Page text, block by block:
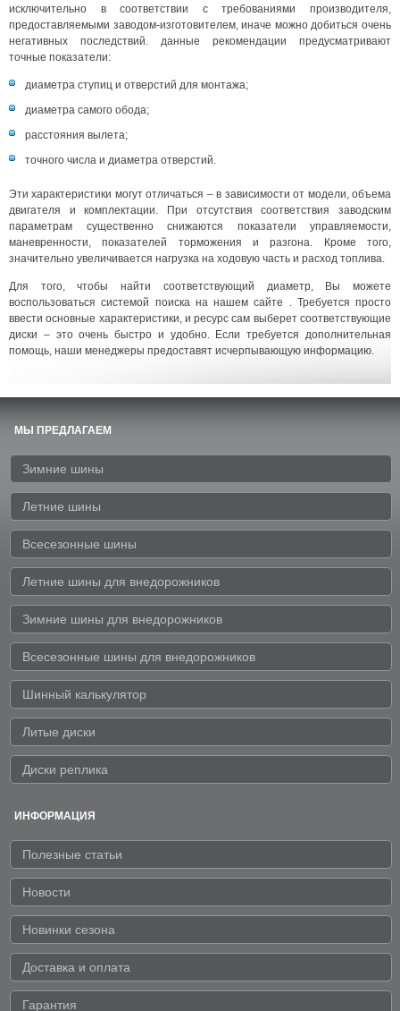
исключительно в соответствии с требованиями производителя,
предоставляемыми заводом-изготовителем, иначе можно добиться очень
негативных последствий. данные рекомендации предусматривают
точные показатели:
диаметра ступиц и отверстий для монтажа;
диаметра самого обода;
расстояния вылета;
точного числа и диаметра отверстий.
Эти характеристики могут отличаться – в зависимости от модели, объема
двигателя и комплектации. При отсутствия соответствия заводским
параметрам существенно снижаются показатели управляемости,
маневренности, показателей торможения и разгона. Кроме того,
значительно увеличивается нагрузка на ходовую часть и расход топлива.
Для того, чтобы найти соответствующий диаметр, Вы можете
воспользоваться системой поиска на нашем сайте . Требуется просто
ввести основные характеристики, и ресурс сам выберет соответствующие
диски – это очень быстро и удобно. Если требуется дополнительная
помощь, наши менеджеры предоставят исчерпывающую информацию.
МЫ ПРЕДЛАГАЕМ
Зимние шины
Летние шины
Всесезонные шины
Летние шины для внедорожников
Зимние шины для внедорожников
Всесезонные шины для внедорожников
Шинный калькулятор
Литые диски
Диски реплика
ИНФОРМАЦИЯ
Полезные статьи
Новости
Новинки сезона
Доставка и оплата
Гарантия